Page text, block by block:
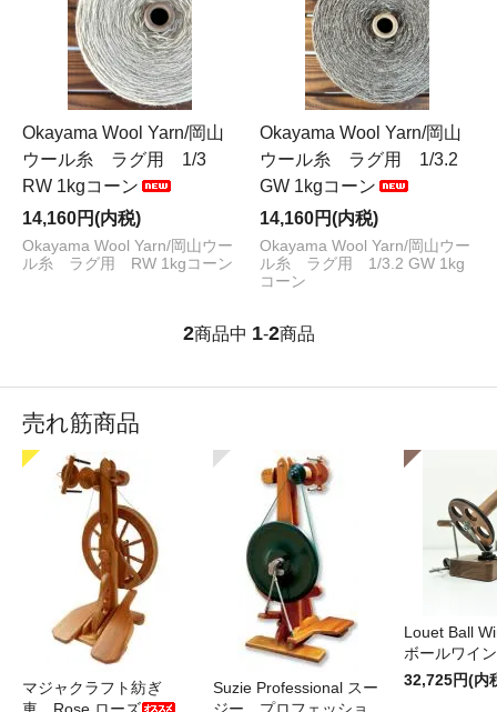
Okayama Wool Yarn/岡山
ウール糸 ラグ用 1/3
RW 1kgコーン
14,160円(内税)
Okayama Wool Yarn/岡山ウー
ル糸 ラグ用 RW 1kgコーン
Okayama Wool Yarn/岡山
ウール糸 ラグ用 1/3.2
GW 1kgコーン
14,160円(内税)
Okayama Wool Yarn/岡山ウー
ル糸 ラグ用 1/3.2 GW 1kg
コーン
2商品中 1-2商品
売れ筋商品
マジャクラフト紡ぎ
Suzie Professional スー
Louet Ball
ボールワイ
32,725円(内